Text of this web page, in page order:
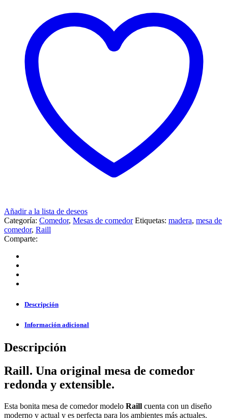
Añadir a la lista de deseos
Categoría: Comedor, Mesas de comedor Etiquetas: madera, mesa de
comedor, Raill
Comparte:
Descripción
Información adicional
Descripción
Raill. Una original mesa de comedor
redonda y extensible.
Esta bonita mesa de comedor modelo Raill cuenta con un diseño
moderno y actual y es perfecta para los ambientes más actuales.